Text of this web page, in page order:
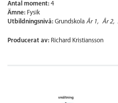
Antal moment: 4
Ämne: Fysik
Utbildningsnivå: Grundskola År 1 År 2
Producerat av: Richard Kristiansson